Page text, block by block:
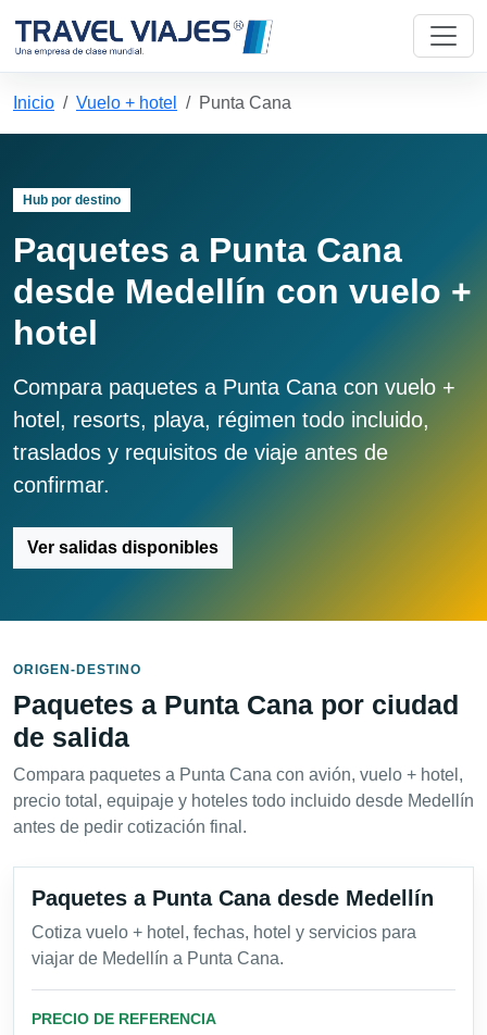
Inicio Vuelo + hotel Punta Cana
Hub por destino
Paquetes a Punta Cana
desde Medellín con vuelo +
hotel
Compara paquetes a Punta Cana con vuelo +
hotel, resorts, playa, régimen todo incluido,
traslados y requisitos de viaje antes de
confirmar.
Ver salidas disponibles
ORIGEN-DESTINO
Paquetes a Punta Cana por ciudad
de salida
Compara paquetes a Punta Cana con avión, vuelo + hotel,
precio total, equipaje y hoteles todo incluido desde Medellín
antes de pedir cotización final.
Paquetes a Punta Cana desde Medellín
Cotiza vuelo + hotel, fechas, hotel y servicios para
viajar de Medellín a Punta Cana.
PRECIO DE REFERENCIA